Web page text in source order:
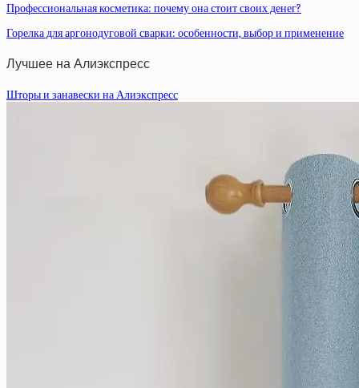
Профессиональная косметика: почему она стоит своих денег?
Горелка для аргонодуговой сварки: особенности, выбор и применение
Лучшее на Алиэкспресс
Шторы и занавески на Алиэкспресс